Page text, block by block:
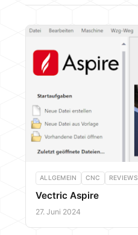
ALLGEMEIN CNC REVIEWS
Vectric Aspire
27. Juni 2024